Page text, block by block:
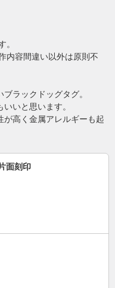
容間違い以外は原則不
ラックドッグタグ。
いと思います。
が高く金属アレルギーも起
面刻印